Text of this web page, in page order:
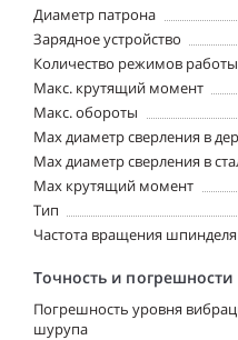
Диаметр патрона
Зарядное устройство
Количество режимов работы
Макс. крутящий момент
Макс. обороты
Мах диаметр сверления в
Мах диаметр сверления в
Мах крутящий момент
Тип
Частота вращения шпинделя
Точность и погрешности
Погрешность уровня
шурупа